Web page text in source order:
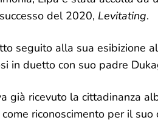
del 2020, Levitating.
seguito alla sua esibizione al
in duetto con suo padre
già ricevuto la cittadinanza
riconoscimento per il